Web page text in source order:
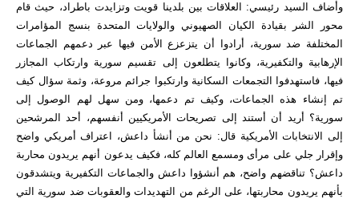
وأضاف السيد رئيسي: العلاقات بين بلدينا قويت وتزايدت باطراد، حيث قام
محور الشر بقيادة الكيان الصهيوني والولايات المتحدة بنسج المؤامرات
المختلفة ضد سورية، أرادوا أن يتزعزع الأمن فيها عبر دعمهم الجماعات
الإرهابية والتكفيرية، وكانوا يتطلعون إلى تقسيم سورية وارتكاب المجازر
فيها، فاستهدفوا التجمعات السكانية وارتكبوا جرائم مروعة، وثمة سؤال كيف
تم إنشاء هذه الجماعات، وكيف تم دعمها، ومن سهل لهم الوصول إلى
سورية؟ أريد أن أستند إلى تصريحات الأمريكيين أنفسهم، أحد المرشحين
إلى الانتخابات الأمريكية قال: نحن من أنشأ داعش، اعتراف أمريكي واضح
وإقرار جلي على مرأى ومسمع العالم كله، فكيف يدعون أنهم يريدون محاربة
داعش؟ تناقضهم واضح، هم أنشؤوا داعش والجماعات التكفيرية ويتشدقون
بأنهم يريدون محاربتها، على الرغم من التهديدات والعقوبات ضد سورية التي